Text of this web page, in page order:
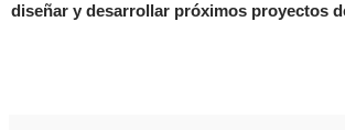
diseñar y desarrollar próximos proyectos